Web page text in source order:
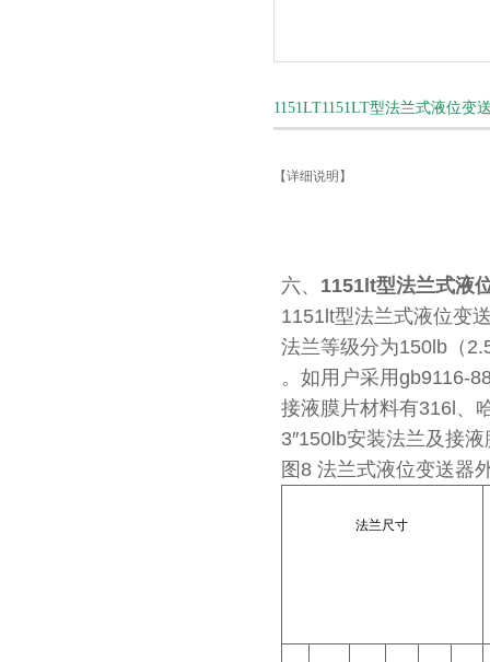
1151LT1151LT型法兰式液位变
【详细说明】
六、 1151lt型法兰式液
1151lt型法兰式液位变
法兰等级分为150lb（
。如用户采用gb9116-
接液膜片材料有316l、
3″150lb安装法兰及接
图8 法兰式液位变送器
法兰尺寸